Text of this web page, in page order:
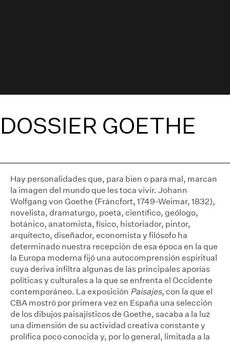
DOSSIER GOETHE
Hay personalidades que, para bien o para mal, marcan
la imagen del mundo que les toca vivir. Johann
Wolfgang von Goethe (Fráncfort, 1749-Weimar, 1832),
novelista, dramaturgo, poeta, científico, geólogo,
botánico, anatomista, físico, historiador, pintor,
arquitecto, diseñador, economista y filósofo ha
determinado nuestra recepción de esa época en la que
la Europa moderna fijó una autocomprensión espiritual
cuya deriva infiltra algunas de las principales aporías
políticas y culturales a la que se enfrenta el Occidente
contemporáneo. La exposición Paisajes, con la que el
CBA mostró por primera vez en España una selección
de los dibujos paisajísticos de Goethe, sacaba a la luz
una dimensión de su actividad creativa constante y
prolífica poco conocida y, por lo general, limitada a la